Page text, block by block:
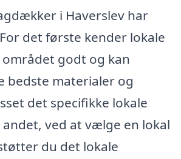
i Haverslev har
det første kender lokale
godt og kan
bedste materialer og
det specifikke lokale
ved at vælge en lokal
du det lokale